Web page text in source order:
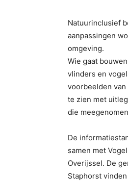
Natuurinclusief
aanpassingen
omgeving.
Wie gaat
vlinders en
voorbeelden
te zien met
die
De
samen met
Overijssel. De
Staphorst